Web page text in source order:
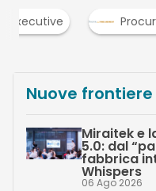
Executive
Nuove frontiere
Miraitek e
5.0: dal
fabbrica
Whispers
06 Ago 2026